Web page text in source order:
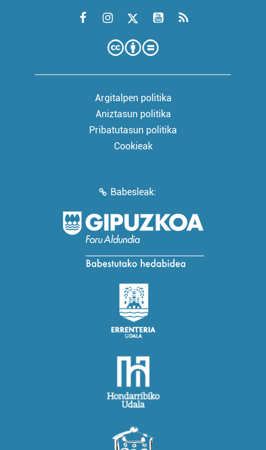
Argitalpen politika
Aniztasun politika
Pribatutasun politika
Cookieak
Babesleak: